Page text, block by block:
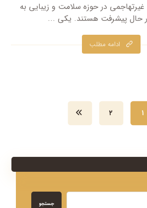
غیرتهاجمی در حوزه سلامت و زیبایی به
حال پیشرفت هستند. یکی ...
ادامه مطلب
۱ ۲
جستجو